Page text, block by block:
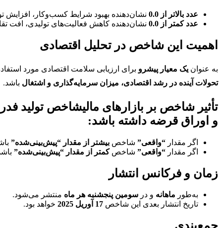
عدد بالاتر از 0.0
نشان‌دهنده بهبود شرایط کسب‌وکار، افزایش
عدد کمتر از 0.0
نشان‌دهنده کاهش فعالیت‌های تولیدی، افت
اهمیت این شاخص در تحلیل اقتصادی
به عنوان یک معیار پیشرو برای ارزیابی سلامت اقتصادی مورد
تحولات آینده در رشد اقتصادی، میزان سرمایه‌گذاری و اشتغال باشد.
تأثیر شاخص بر بازارهای مالیشاخص تولید
و اوراق قرضه داشته باشد:
اگر مقدار “واقعی” شاخص بیشتر از مقدار “پیش‌بینی‌شده”
اگر مقدار “واقعی” شاخصکمتر از مقدار “پیش‌بینی‌شده”
زمان و فرکانس انتشار
به‌طور ماهانه و در سومین پنجشنبه هر ماه منتشر می‌شود.
تاریخ انتشار بعدی این شاخص 17 آوریل 2025 خواهد بود.